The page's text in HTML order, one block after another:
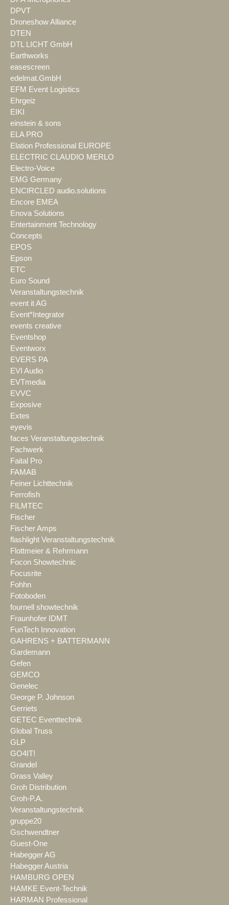
DPVT
Droneshow Alliance
DTEN
DTL LICHT GmbH
Earthworks
easescreen
edelmat.GmbH
EFM Event Logistics
Ehrgeiz
EIKI
einstein & sons
ELA PRO
Elation Professional EUROPE
ELECTRIC CLAUDIO MERLO
Electro-Voice
EMG Germany
ENCIRCLED audio.solutions
Encore EMEA
Enova Solutions
Entertainment Technology
Concepts
EPOS
Epson
ETC
Euro Sound
Veranstaltungstechnik
event it AG
Event*Integrator
events creative
Eventshop
Eventworx
EVERS PA
EVI Audio
EVTmedia
EVVC
Exposive
Extes
eyevis
faces Veranstaltungstechnik
Fachwerk
Faital Pro
FAMAB
Feiner Lichttechnik
Ferrofish
FILMTEC
Fischer
Fischer Amps
flashlight Veranstaltungstechnik
Flottmeier & Rehrmann
Focon Showtechnic
Focusrite
Fohhn
Fotoboden
fournell showtechnik
Fraunhofer IDMT
FunTech Innovation
GAHRENS + BATTERMANN
Gardemann
Gefen
GEMCO
Genelec
George P. Johnson
Gerriets
GETEC Eventtechnik
Global Truss
GLP
GO4IT!
Grandel
Grass Valley
Groh Distribution
Groh-P.A.
Veranstaltungstechnik
gruppe20
Gschwendtner
Guest-One
Habegger AG
Habegger Austria
HAMBURG OPEN
HAMKE Event-Technik
HARMAN Professional